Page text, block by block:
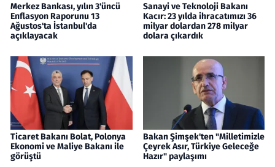
Merkez Bankası, yılın 3'üncü
Enflasyon Raporunu 13
Ağustos'ta İstanbul'da
açıklayacak
Sanayi ve Teknoloji Bakanı
Kacır: 23 yılda ihracatımızı 36
milyar dolardan 278 milyar
dolara çıkardık
Ticaret Bakanı Bolat, Polonya
Ekonomi ve Maliye Bakanı ile
görüştü
Bakan Şimşek'ten "Milletimizle
Çeyrek Asır, Türkiye Geleceğe
Hazır" paylaşımı